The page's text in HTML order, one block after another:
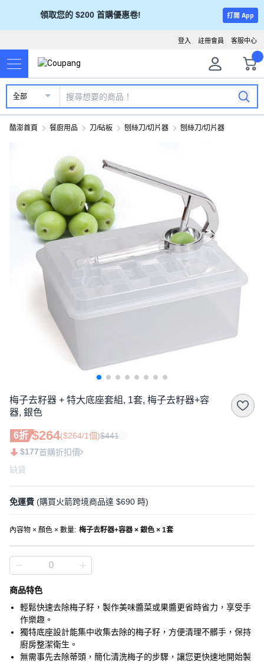
領取您的 $200 首購優惠卷! 打開 App
客服中心
註冊會員
登入
全部
酷澎首頁 餐廚用品 刀/砧板 刨絲刀/切片器 刨絲刀/切片器
梅子去籽器 + 特大底座套組, 1套, 梅子去籽器+容
器, 銀色
6折 $264($264/1個)$441
$177首購折扣價
缺貨
免運費 (購買火箭跨境商品達 $690 時)
內容物 × 顏色 × 數量: 梅子去籽器+容器 × 銀色 × 1套
商品特色
輕鬆快速去除梅子籽，製作美味醬菜或果醬更省時省力，享受手
作樂趣。
獨特底座設計能集中收集去除的梅子籽，方便清理不髒手，保持
廚房整潔衛生。
無需事先去除蒂頭，簡化清洗梅子的步驟，讓您更快速地開始製